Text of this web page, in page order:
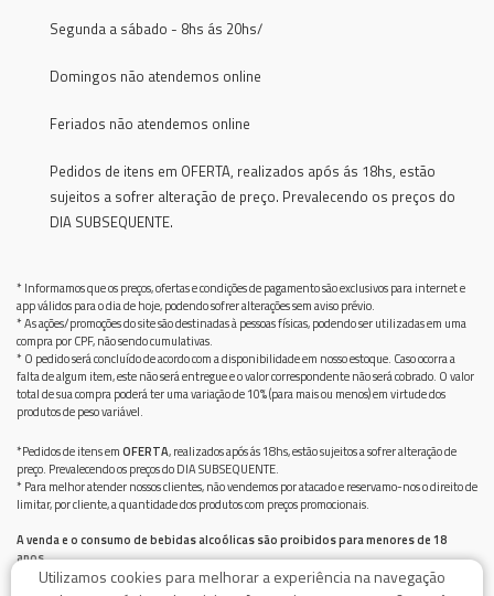
Segunda a sábado - 8hs ás 20hs/
Domingos não atendemos online
Feriados não atendemos online
Pedidos de itens em OFERTA, realizados após ás 18hs, estão
sujeitos a sofrer alteração de preço. Prevalecendo os preços do
DIA SUBSEQUENTE.
* Informamos que os preços, ofertas e condições de pagamento são exclusivos para internet e
app válidos para o dia de hoje, podendo sofrer alterações sem aviso prévio.
* As ações/promoções do site são destinadas à pessoas físicas, podendo ser utilizadas em uma
compra por CPF, não sendo cumulativas.
* O pedido será concluído de acordo com a disponibilidade em nosso estoque. Caso ocorra a
falta de algum item, este não será entregue e o valor correspondente não será cobrado. O valor
total de sua compra poderá ter uma variação de 10% (para mais ou menos) em virtude dos
produtos de peso variável.
*Pedidos de itens emOFERTA, realizados após ás 18hs, estão sujeitos a sofrer alteração de
preço. Prevalecendo os preços do DIA SUBSEQUENTE.
* Para melhor atender nossos clientes, não vendemos por atacado e reservamo-nos o direito de
limitar, por cliente, a quantidade dos produtos com preços promocionais.
A venda e o consumo de bebidas alcoólicas são proibidos para menores de 18
anos.
Bebida alcoólica pode causar dependência química e, em excesso, provoca graves males à saúde.
Utilizamos cookies para melhorar a experiência na navegação